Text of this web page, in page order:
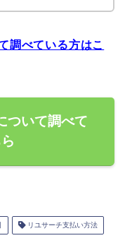
調べている方はこ
ついて調べて
リユサーチ支払い方法